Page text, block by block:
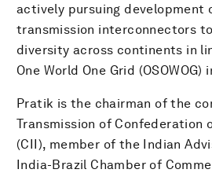
actively pursuing development
transmission interconnectors
diversity across continents in
One World One Grid (OSOWOG)
Pratik is the chairman of the
Transmission of Confederation
(CII), member of the Indian
India-Brazil Chamber of